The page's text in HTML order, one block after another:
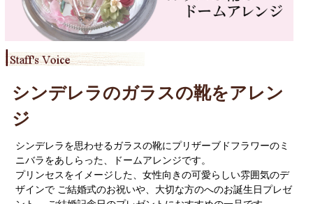
シンデレラのガラスの靴をアレン
ジ
シンデレラを思わせるガラスの靴にプリザーブドフラワーのミ
ニバラをあしらった、ドームアレンジです。
プリンセスをイメージした、女性向きの可愛らしい雰囲気のデ
ザインで ご結婚式のお祝いや、大切な方のへのお誕生日プレゼ